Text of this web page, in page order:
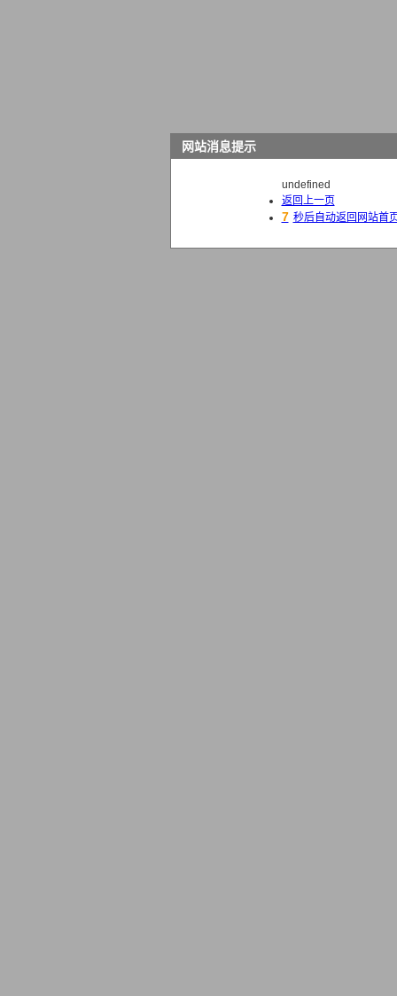
网站消息提示
undefined
返回上一页
7 秒后自动返回网站首